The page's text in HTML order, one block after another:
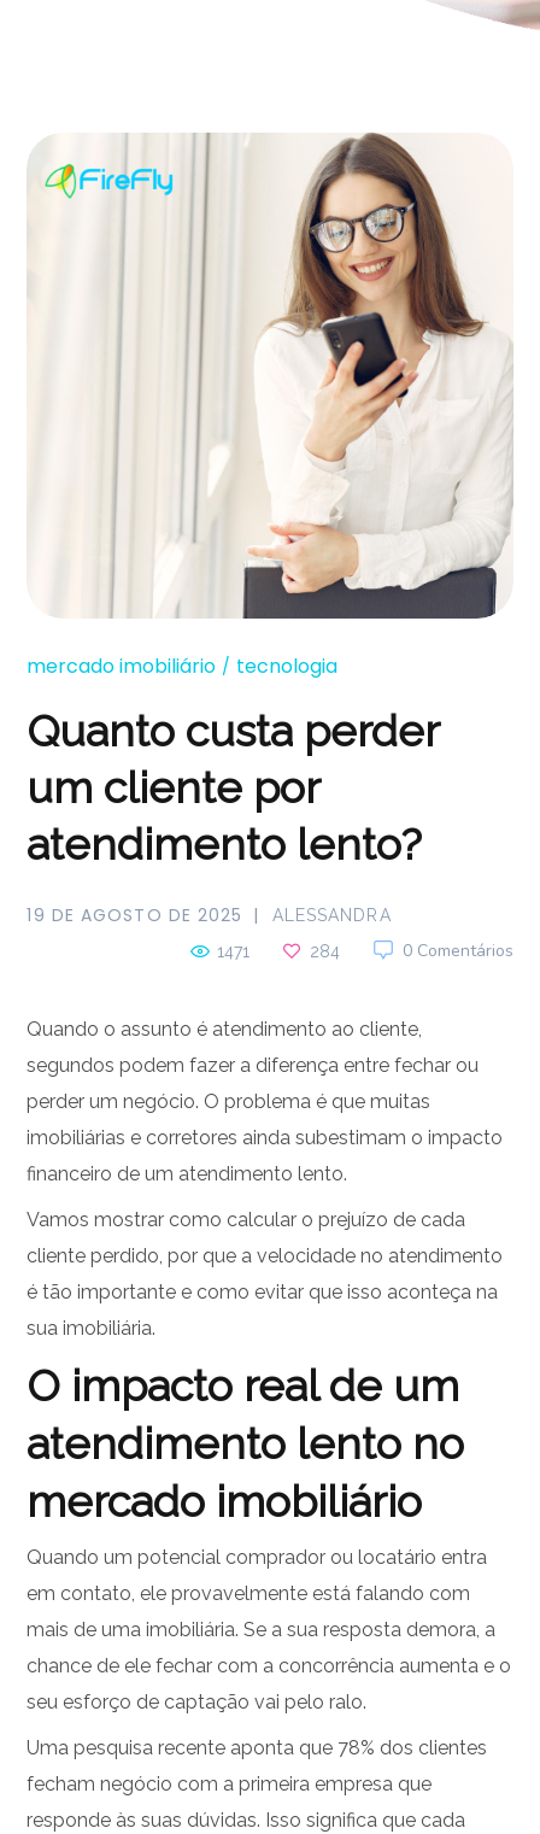
mercado imobiliário tecnologia
Quanto custa perder
um cliente por
atendimento lento?
19 DE AGOSTO DE 2025 ALESSANDRA
0 Comentários
1471 284
Quando o assunto é atendimento ao cliente,
segundos podem fazer a diferença entre fechar ou
perder um negócio. O problema é que muitas
imobiliárias e corretores ainda subestimam o impacto
financeiro de um atendimento lento.
Vamos mostrar como calcular o prejuízo de cada
cliente perdido, por que a velocidade no atendimento
é tão importante e como evitar que isso aconteça na
sua imobiliária.
O impacto real de um
atendimento lento no
mercado imobiliário
Quando um potencial comprador ou locatário entra
em contato, ele provavelmente está falando com
mais de uma imobiliária. Se a sua resposta demora, a
chance de ele fechar com a concorrência aumenta e o
seu esforço de captação vai pelo ralo.
Uma pesquisa recente aponta que 78% dos clientes
fecham negócio com a primeira empresa que
responde às suas dúvidas. Isso significa que cada